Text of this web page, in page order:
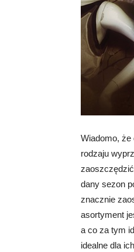
Wiadomo, że
rodzaju
dany sezon
znacznie
asortyment
a co za tym
idealne dla